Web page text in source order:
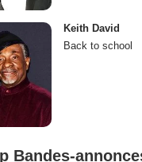
Keith David
Back to school
Bandes-